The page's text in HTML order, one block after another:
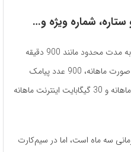
این سیم‌‌کارت یک سری هدایای ماهانه به مدت محدود مانند 900 دقیقه
مکالمه رایگان با خطوط داخلی کشور به صورت ماهانه، 900 عدد پیامک
رایگان به خطور داخلی کشور به صورت ماهانه و 30 گیگابایت اینترنت ماهانه
بازه زمانی سه ماه است، اما در سیم‌کارت